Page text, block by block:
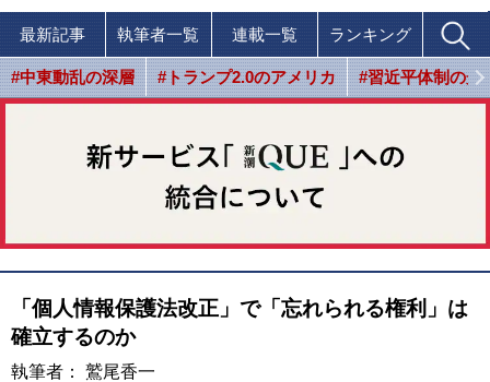
最新記事 執筆者一覧 連載一覧 ランキング
#中東動乱の深層 #トランプ2.0のアメリカ #習近平体制の光
「個人情報保護法改正」で「忘れられる権利」は
確立するのか
執筆者： 鷲尾香一